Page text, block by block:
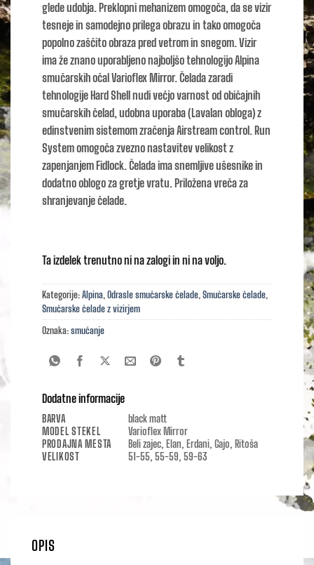
glede udobja. Preklopni mehanizem omogoča, da se vizir
tesneje in samodejno prilega obrazu in tako omogoča
popolno zaščito obraza pred vetrom in snegom. Vizir
ima že znano uporabljeno najboljšo tehnologijo Alpina
smučarskih očal Varioflex Mirror. Čelada zaradi
tehnologije Hard Shell nudi večjo varnost od običajnih
smučarskih čelad, udobna uporaba (Lavalan obloga) z
edinstvenim sistemom zračenja Airstream control. Run
System omogoča zvezno nastavitev velikost z
zapenjanjem Fidlock. Čelada ima snemljive ušesnike in
dodatno oblogo za gretje vratu. Priložena vreča za
shranjevanje čelade.
Ta izdelek trenutno ni na zalogi in ni na voljo.
Kategorije:Alpina Odrasle smučarske čelade Smučarske čelade
Smučarske čelade z vizirjem
Oznaka:smučanje
Dodatne informacije
BARVA
black matt
MODEL STEKEL
Varioflex Mirror
PRODAJNA MESTA
Beli zajec, Elan, Erdani, Gajo, Ritoša
VELIKOST
51-55, 55-59, 59-63
OPIS